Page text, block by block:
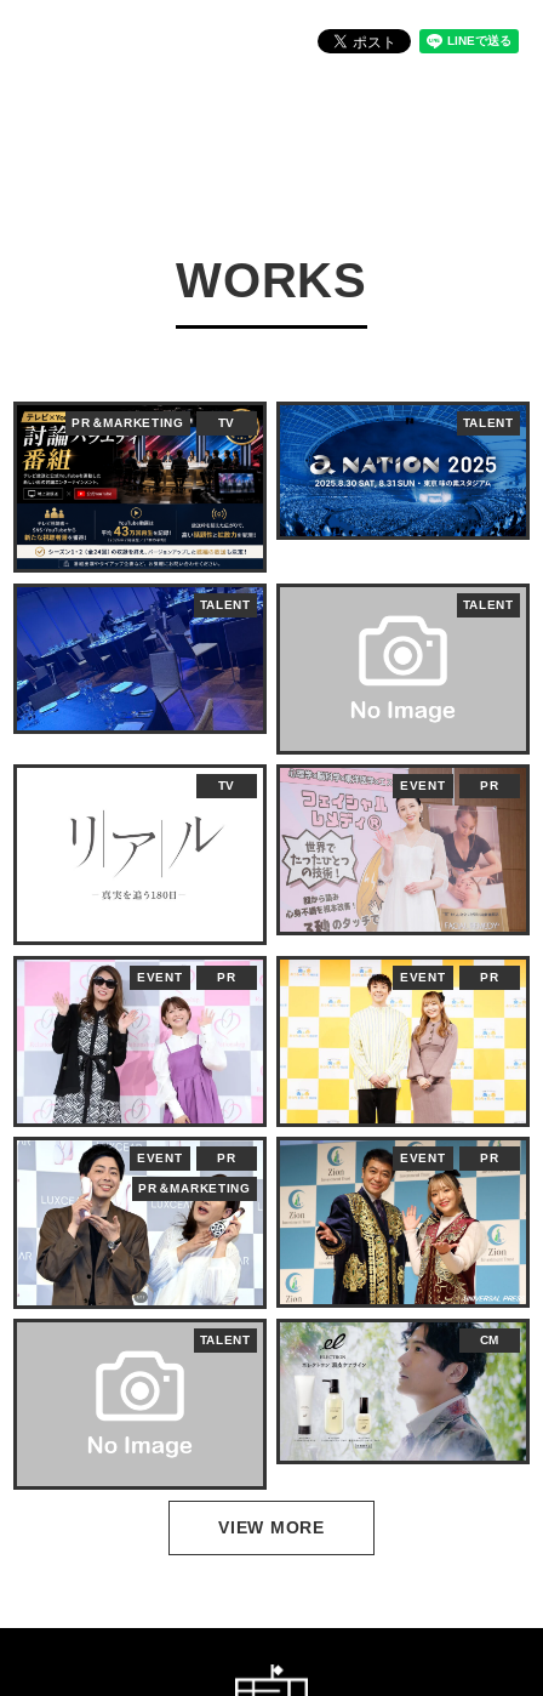
WORKS
PR＆MARKETING TV TALENT
TALENT TALENT
TV EVENT PR
EVENT PR EVENT PR
EVENT PR
PR＆MARKETING
EVENT PR
TALENT CM
VIEW MORE